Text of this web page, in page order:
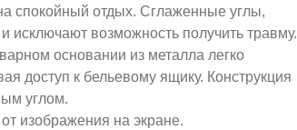
спокойный отдых. Сглаженные углы,
исключают возможность получить травму.
основании из металла легко
доступ к бельевому ящику. Конструкция
углом.
изображения на экране.